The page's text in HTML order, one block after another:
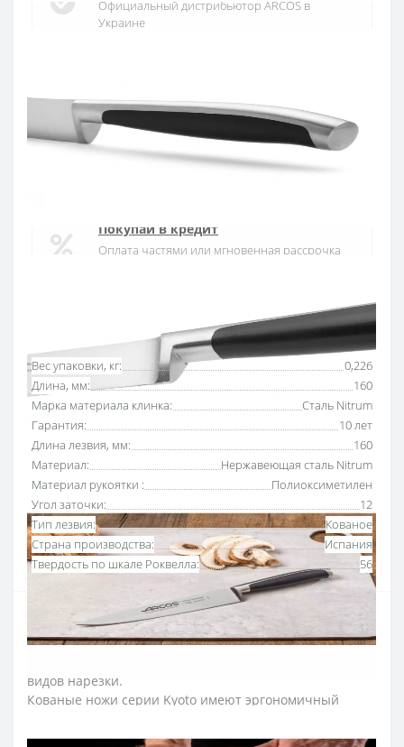
Основные характеристики Все характеристики
Вес упаковки, кг:
0,226
Длина, мм:
160
Марка материала клинка:
Сталь Nitrum
Гарантия:
10 лет
Длина лезвия, мм:
160
Материал:
Нержавеющая сталь Nitrum
Материал рукоятки :
Полиоксиметилен
Угол заточки:
12
Тип лезвия:
Кованое
Страна производства:
Испания
Твердость по шкале Роквелла:
56
Официальный дистрибьютор ARCOS в
Украине
Доставка в течении 1-3 дней по Украине
Гарантия качества
Покупай в кредит
Оплата частями или мгновенная рассрочка
Нож кухонный серия Kyoto 160 мм
многофункциональный и универсальный нож,
видов нарезки.
Кованые ножи серии Kyoto имеют эргономичный
контрасту металлического и черного цвета.